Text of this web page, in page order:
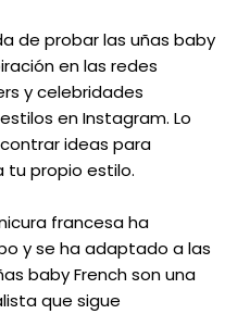
de probar las uñas baby
en las redes
y celebridades
en Instagram. Lo
ideas para
propio estilo.
francesa ha
y se ha adaptado a las
baby French son una
que sigue